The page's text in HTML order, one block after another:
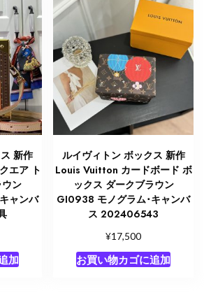
新作
エア ト
ン
ャンバ
加
ルイヴィトン ボックス 新作
Louis Vuitton カードボード ボ
ックス ダークブラウン
GI0938 モノグラム･キャンバ
ス 202406543
¥17,500
お買い物カゴに追加